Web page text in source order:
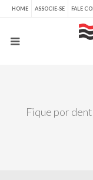
HOME ASSOCIE-SE FALE
Fique por